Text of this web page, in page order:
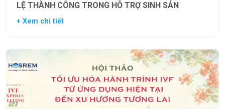
LỆ THÀNH CÔNG TRONG HỖ TRỢ SINH SẢN
+ Xem chi tiết